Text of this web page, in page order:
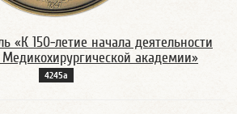
«К 150-летие начала деятельности
академии»
4245а